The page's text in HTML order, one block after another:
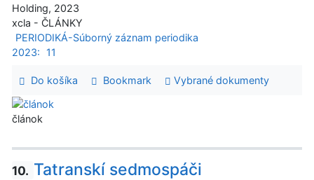
Holding, 2023
xcla - ČLÁNKY
PERIODIKÁ-Súborný záznam periodika
2023:
11
Do košíka Bookmark Vybrané dokumenty
článok
10. Tatranskí sedmospáči